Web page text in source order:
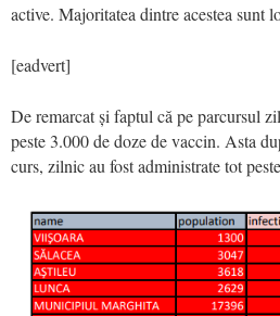
active. Majoritatea dintre acestea sunt
[eadvert]
De remarcat și faptul că pe parcursul
peste 3.000 de doze de vaccin. Asta
curs, zilnic au fost administrate tot